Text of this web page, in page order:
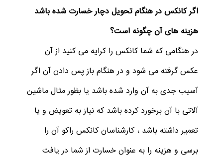
اگر کانکس در هنگام تحویل دچار خسارت شده باشد
هزینه های آن چگونه است؟
در هنگامی که شما کانکس را کرایه می کنید از آن
عکس گرفته می شود و در هنگام باز پس دادن آن اگر
آسیب جدی به آن وارد شده باشد یا بظور مثال ماشین
آلاتی با آن برخورد کرده باشد که نیاز به تعویض و یا
تعمیر داشته باشد ، کارشناسان کانکس راکو آن را
برسی و هزینه را به عنوان خسارت از شما در یافت